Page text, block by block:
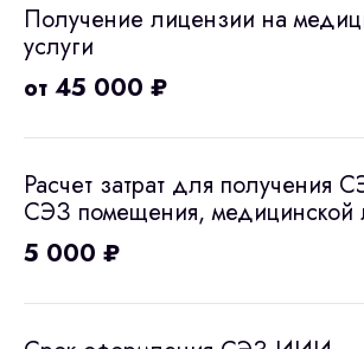
Получение лицензии на
услуги
от 45 000 ₽
Расчет затрат для
СЭЗ помещения, медицинской
5 000 ₽